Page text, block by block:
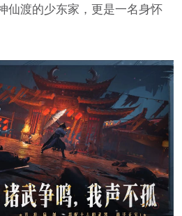
仙渡的少东家，更是一名身怀